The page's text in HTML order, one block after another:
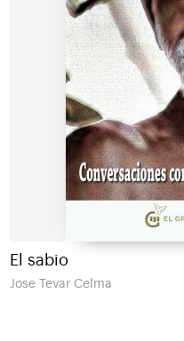
El sabio
Jose Tevar Celma